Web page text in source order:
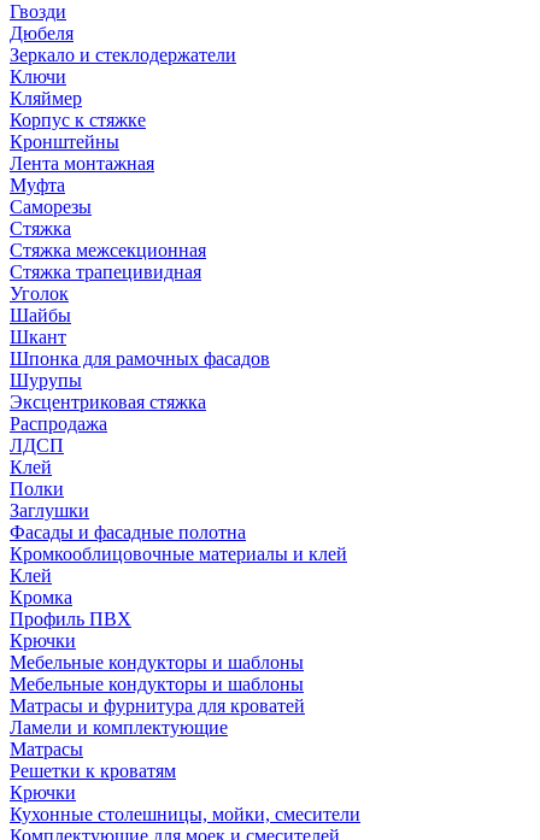
Гвозди
Дюбеля
Зеркало и стеклодержатели
Ключи
Кляймер
Корпус к стяжке
Кронштейны
Лента монтажная
Муфта
Саморезы
Стяжка
Стяжка межсекционная
Стяжка трапецивидная
Уголок
Шайбы
Шкант
Шпонка для рамочных фасадов
Шурупы
Эксцентриковая стяжка
Распродажа
ЛДСП
Клей
Полки
Заглушки
Фасады и фасадные полотна
Кромкооблицовочные материалы и клей
Клей
Кромка
Профиль ПВХ
Крючки
Мебельные кондукторы и шаблоны
Мебельные кондукторы и шаблоны
Матрасы и фурнитура для кроватей
Ламели и комплектующие
Матрасы
Решетки к кроватям
Крючки
Кухонные столешницы, мойки, смесители
Комплектующие для моек и смесителей